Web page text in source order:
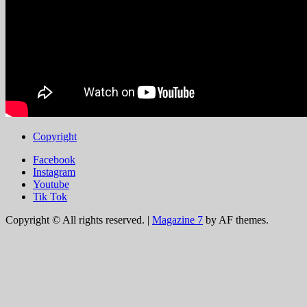
Copyright
Facebook
Instagram
Youtube
Tik Tok
Copyright © All rights reserved. | Magazine 7 by AF themes.